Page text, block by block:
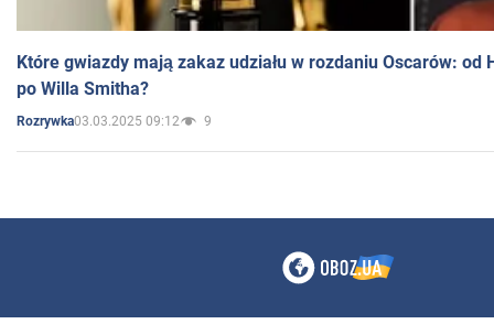
Które gwiazdy mają zakaz udziału w rozdaniu Oscarów: od
po Willa Smitha?
Rozrywka03.03.2025 09:12 9